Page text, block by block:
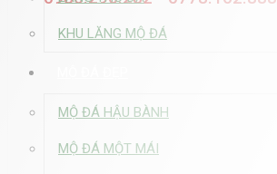
KHU LĂNG MỘ ĐÁ
MỘ ĐÁ HẬU BÀNH
MỘ ĐÁ MỘT MÁI